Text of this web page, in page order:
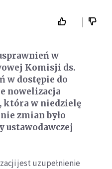
w
Komisji ds.
w dostępie do
nowelizacja
która w niedzielę
zmian było
jest uzupełnienie